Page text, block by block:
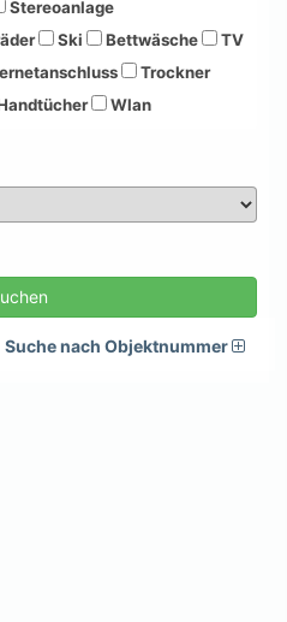
Stereoanlage
Ski Bettwäsche
TV
Trockner
Wlan
Suche nach Objektnummer